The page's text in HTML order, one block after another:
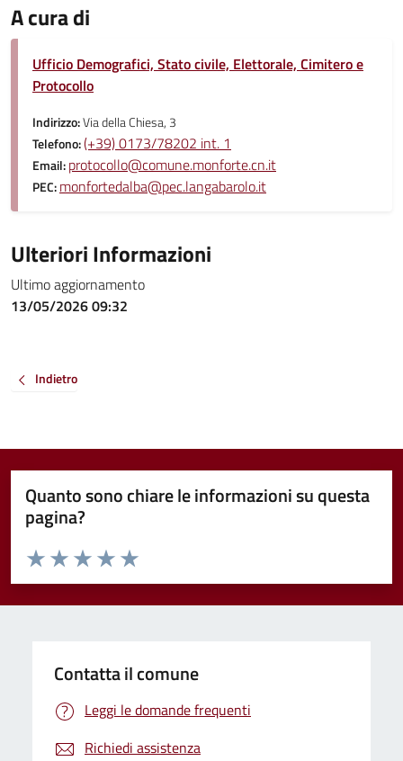
A cura di
Ufficio Demografici, Stato civile, Elettorale, Cimitero e
Protocollo
Indirizzo:Via della Chiesa, 3
Telefono:(+39) 0173/78202 int. 1
Email:protocollo@comune.monforte.cn.it
PEC:monfortedalba@pec.langabarolo.it
Ulteriori Informazioni
Ultimo aggiornamento
13/05/2026 09:32
Indietro
Quanto sono chiare le informazioni su questa
pagina?
Valuta da 1 a 5 stelle la pagina
Valuta 5 stelle su 5
Valuta 4 stelle su 5
Valuta 3 stelle su 5
Valuta 2 stelle su 5
Valuta 1 stelle su 5
Contatta il comune
Leggi le domande frequenti
Richiedi assistenza